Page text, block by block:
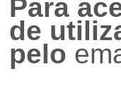
Para
de
pelo